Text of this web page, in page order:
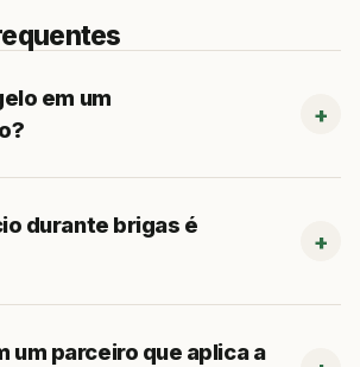
em um
durante brigas é
um parceiro que aplica a